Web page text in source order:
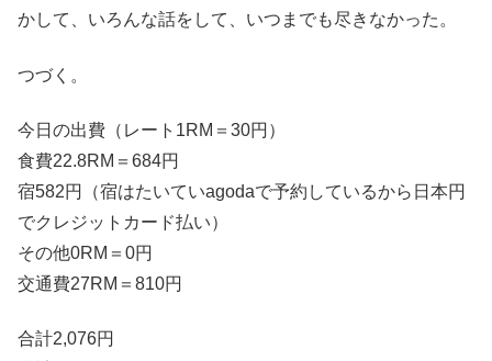
かして、いろんな話をして、いつまでも尽きなかった。
つづく。
今日の出費（レート1RM＝30円）
食費22.8RM＝684円
宿582円（宿はたいていagodaで予約しているから日本円
でクレジットカード払い）
その他0RM＝0円
交通費27RM＝810円
合計2,076円